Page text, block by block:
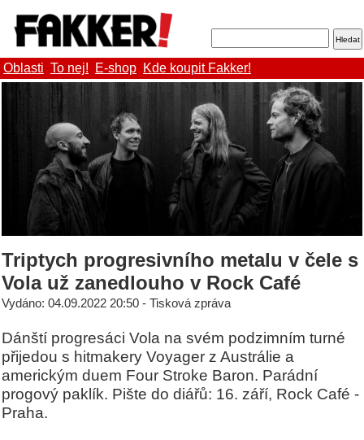
Oblasti To nej! E-shop Kde koupit Fakker!
Triptych progresivního metalu v čele s
Vola už zanedlouho v Rock Café
Vydáno: 04.09.2022 20:50 - Tisková zpráva
Dánští progresáci Vola na svém podzimním turné
přijedou s hitmakery Voyager z Austrálie a
americkým duem Four Stroke Baron. Parádní
progový paklík. Pište do diářů: 16. září, Rock Café -
Praha.